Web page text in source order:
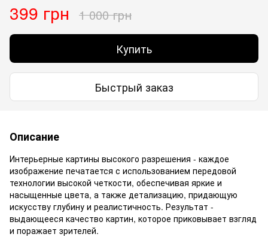
399 грн 1 000 грн
Купить
Быстрый заказ
Описание
Интерьерные картины высокого разрешения - каждое
изображение печатается с использованием передовой
технологии высокой четкости, обеспечивая яркие и
насыщенные цвета, а также детализацию, придающую
искусству глубину и реалистичность. Результат -
выдающееся качество картин, которое приковывает взгляд
и поражает зрителей.